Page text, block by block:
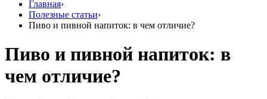
Главная›
Полезные статьи›
Пиво и пивной напиток: в чем отличие?
Пиво и пивной напиток: в
чем отличие?